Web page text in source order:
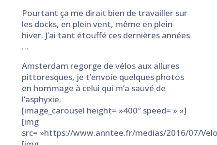
Pourtant ça me dirait bien de travailler sur
les docks, en plein vent, même en plein
hiver. J’ai tant étouffé ces dernières années
…
Amsterdam regorge de vélos aux allures
pittoresques, je t’envoie quelques photos
en hommage à celui qui m’a sauvé de
l’asphyxie.
[image_carousel height= »400″ speed= » »]
[img
src= »https://www.anntee.fr/medias/2016/07/